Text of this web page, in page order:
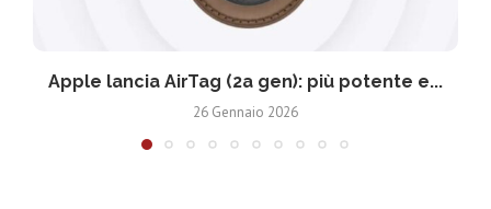
Apple lancia AirTag (2a gen): più potente e...
26 Gennaio 2026